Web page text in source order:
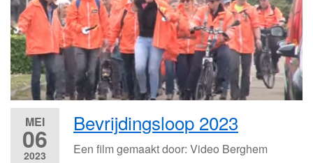
MEI
06
2023
Bevrijdingsloop 2023
Een film gemaakt door: Video Berghem